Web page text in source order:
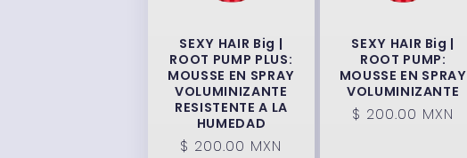
SEXY HAIR Big |
ROOT PUMP PLUS:
MOUSSE EN SPRAY
VOLUMINIZANTE
RESISTENTE A LA
HUMEDAD
Precio
$ 200.00 MXN
SEXY HAIR Big |
ROOT PUMP:
MOUSSE EN SPRAY
VOLUMINIZANTE
Precio
$ 200.00 MXN